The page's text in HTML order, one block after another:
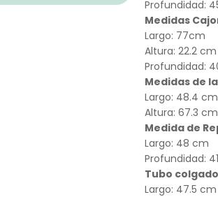
Profundidad:
Medidas
Largo: 77cm
Altura: 22.2 cm
Profundidad:
Medidas de
Largo: 48.4 cm
Altura: 67.3 cm
Medida de
Largo: 48 cm
Profundidad:
Tubo
Largo: 47.5 cm